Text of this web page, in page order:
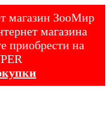
магазин ЗооМир
магазина
приобрести на